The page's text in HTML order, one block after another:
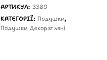
АРТИКУЛ: 3380
КАТЕГОРІЇ:Подушки,
Подушки Декоративні